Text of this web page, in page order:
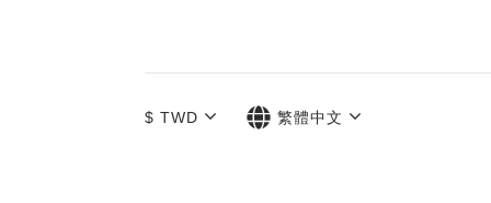
$ TWD 繁體中文